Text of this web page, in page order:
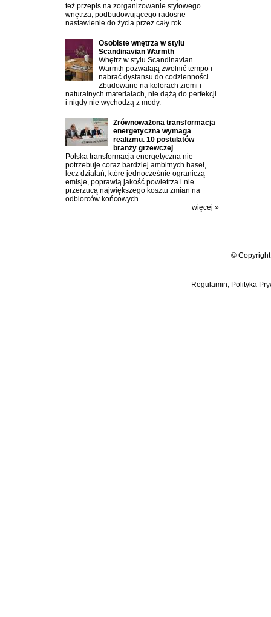
też przepis na zorganizowanie stylowego
wnętrza, podbudowującego radosne
nastawienie do życia przez cały rok.
Osobiste wnętrza w stylu
Scandinavian Warmth
Wnętrz w stylu Scandinavian
Warmth pozwalają zwolnić tempo i
nabrać dystansu do codzienności.
Zbudowane na kolorach ziemi i
naturalnych materiałach, nie dążą do perfekcji
i nigdy nie wychodzą z mody.
Zrównoważona transformacja
energetyczna wymaga
realizmu. 10 postulatów
branży grzewczej
Polska transformacja energetyczna nie
potrzebuje coraz bardziej ambitnych haseł,
lecz działań, które jednocześnie ograniczą
emisje, poprawią jakość powietrza i nie
przerzucą największego kosztu zmian na
odbiorców końcowych.
więcej »
©
Regulamin, Polityka